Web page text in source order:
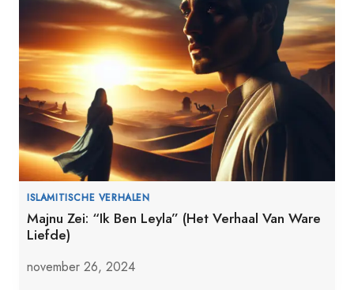
ISLAMITISCHE VERHALEN
Majnu Zei: “Ik Ben Leyla” (Het Verhaal Van Ware
Liefde)
november 26, 2024